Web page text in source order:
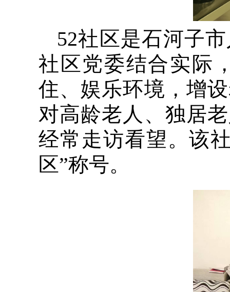
52社区是石河子
社区党委结合实际
住、娱乐环境，增
对高龄老人、独居
经常走访看望。该
区”称号。